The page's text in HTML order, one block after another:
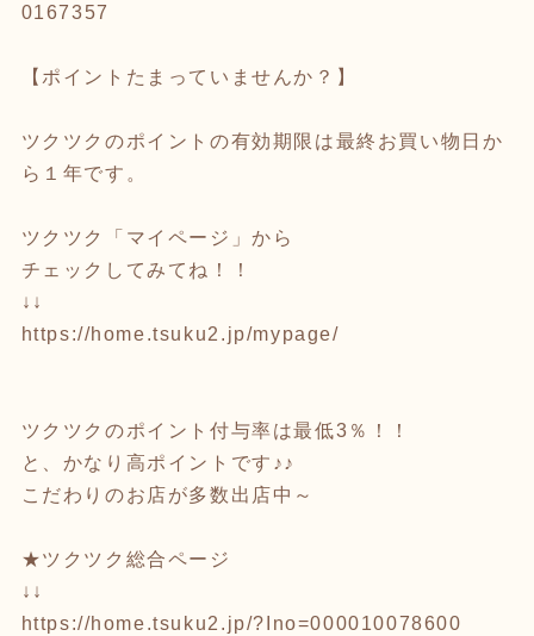
0167357
【ポイントたまっていませんか？】
ツクツクのポイントの有効期限は最終お買い物日か
ら１年です。
ツクツク「マイページ」から
チェックしてみてね！！
↓↓
https://home.tsuku2.jp/mypage/
ツクツクのポイント付与率は最低3％！！
と、かなり高ポイントです♪♪
こだわりのお店が多数出店中～
★ツクツク総合ページ
↓↓
https://home.tsuku2.jp/?Ino=000010078600